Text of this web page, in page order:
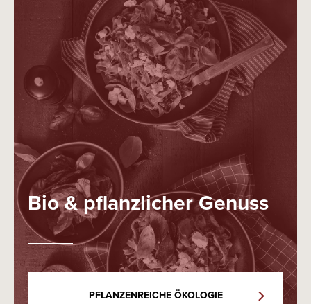
Bio & pflanzlicher Genuss
PFLANZENREICHE ÖKOLOGIE